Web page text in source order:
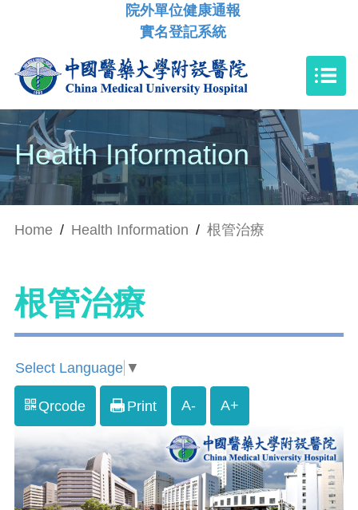
院外單位健康通報
實名登記系統
Health Information
Home / Health Information / 根管治療
根管治療
Select Language ▼
Qrcode Print A- A+